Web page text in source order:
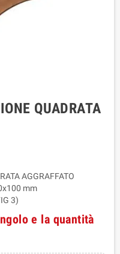
QUADRATA
AGGRAFFATO
mm
3)
e la quantità